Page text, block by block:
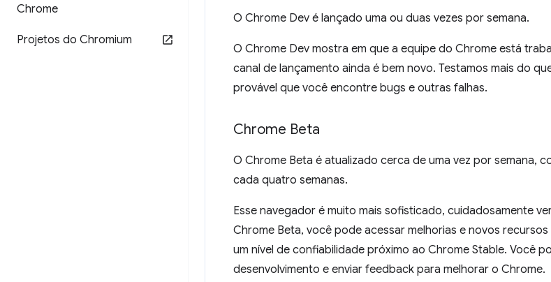
Chrome
Projetos do Chromium
O Chrome Dev é lançado uma ou duas vezes por semana.
O Chrome Dev mostra em que a equipe do Chrome está
canal de lançamento ainda é bem novo. Testamos mais do
provável que você encontre bugs e outras falhas.
Chrome Beta
O Chrome Beta é atualizado cerca de uma vez por semana,
cada quatro semanas.
Esse navegador é muito mais sofisticado, cuidadosamente
Chrome Beta, você pode acessar melhorias e novos
um nível de confiabilidade próximo ao Chrome Stable. Você
desenvolvimento e enviar feedback para melhorar o Chrome.